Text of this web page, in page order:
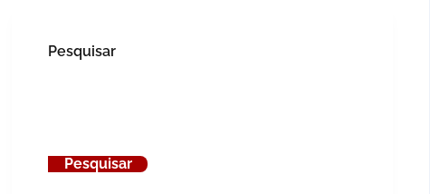
Pesquisar
Pesquisar